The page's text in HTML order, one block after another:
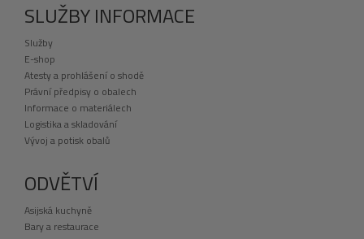
SLUŽBY INFORMACE
Služby
E-shop
Atesty a prohlášení o shodě
Právní předpisy o obalech
Informace o materiálech
Logistika a skladování
Vývoj a potisk obalů
ODVĚTVÍ
Asijská kuchyně
Bary a restaurace